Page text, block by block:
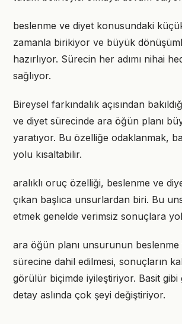
beslenme ve diyet konusundaki
zamanla birikiyor ve büyük
hazırlıyor. Sürecin her adımı nihai
sağlıyor.
Bireysel farkındalık açısından
ve diyet sürecinde ara öğün planı
yaratıyor. Bu özelliğe odaklanmak,
yolu kısaltabilir.
aralıklı oruç özelliği, beslenme ve
çıkan başlıca unsurlardan biri. Bu
etmek genelde verimsiz sonuçlara
ara öğün planı unsurunun beslenme
sürecine dahil edilmesi, sonuçların
görülür biçimde iyileştiriyor. Basit
detay aslında çok şeyi değiştiriyor.